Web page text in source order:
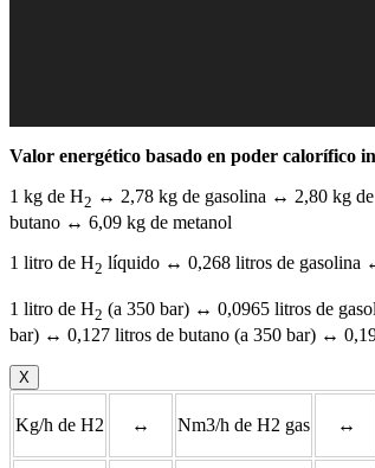
Valor energético basado en poder calorífico
1 kg de H2 ↔ 2,78 kg de gasolina ↔ 2,80 kg
butano ↔ 6,09 kg de metanol
1 litro de H2 líquido ↔ 0,268 litros de gasolina
1 litro de H2 (a 350 bar) ↔ 0,0965 litros de
bar) ↔ 0,127 litros de butano (a 350 bar) ↔
X
Kg/h de H2 ↔ Nm3/h de H2 gas ↔